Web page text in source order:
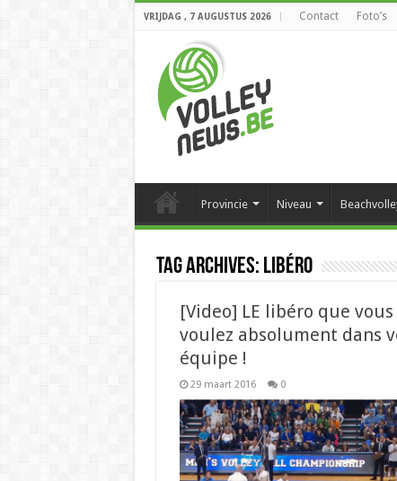
VRIJDAG , 7 AUGUSTUS 2026 Contact Foto’s
Provincie Niveau
Tag Archives: libéro
[Video] LE libéro que vous
voulez absolument dans
équipe !
29 maart 2016 0